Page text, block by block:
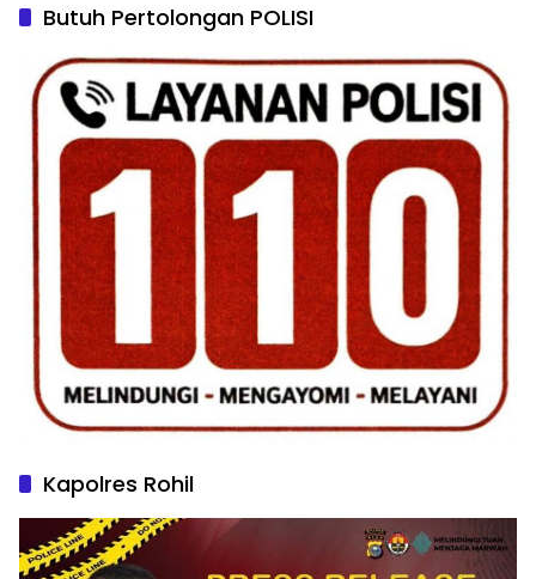
Butuh Pertolongan POLISI
Kapolres Rohil